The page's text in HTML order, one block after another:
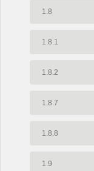
1.8
1.8.1
1.8.2
1.8.7
1.8.8
1.9